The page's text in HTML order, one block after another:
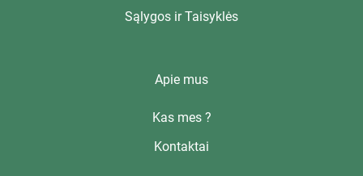
Sąlygos ir Taisyklės
Apie mus
Kas mes ?
Kontaktai